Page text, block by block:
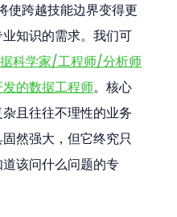
使跨越技能边界变得更
知识的需求。我们可
科学家/工程师/分析师
的数据工程师。核心
且往往不理性的业务
然强大，但它终究只
该问什么问题的专